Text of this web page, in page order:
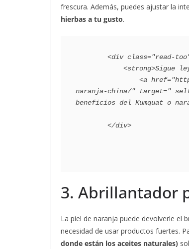
frescura. Además, puedes ajustar la
hierbas a tu gusto.
naranja-china/"
beneficios del Kumquat o
3. Abrillantador
La piel de naranja puede devolverle el
necesidad de usar productos fuertes.
donde están los aceites naturales)